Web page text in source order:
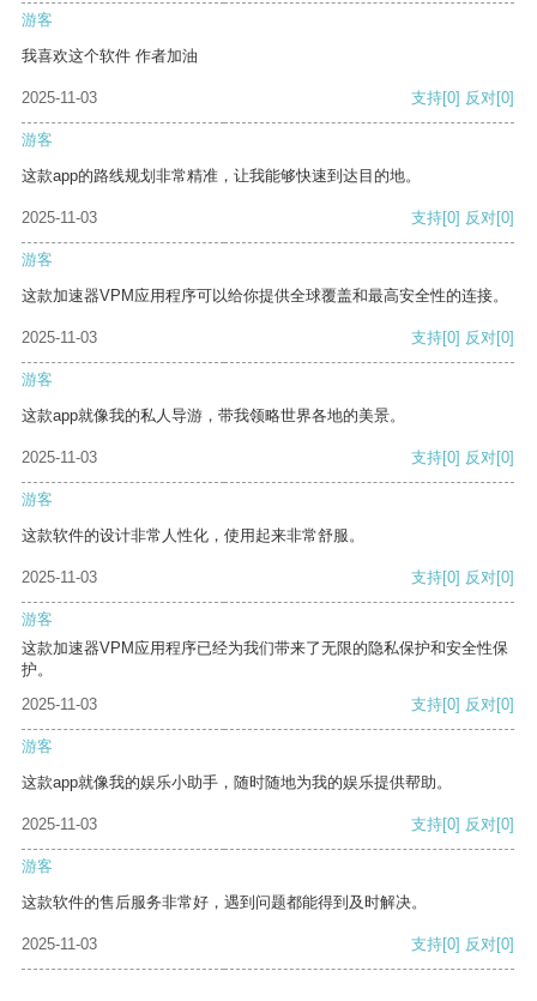
游客
我喜欢这个软件 作者加油
2025-11-03 支持[0] 反对[0]
游客
这款app的路线规划非常精准，让我能够快速到达目的地。
2025-11-03 支持[0] 反对[0]
游客
这款加速器VPM应用程序可以给你提供全球覆盖和最高安全性的连接。
2025-11-03 支持[0] 反对[0]
游客
这款app就像我的私人导游，带我领略世界各地的美景。
2025-11-03 支持[0] 反对[0]
游客
这款软件的设计非常人性化，使用起来非常舒服。
2025-11-03 支持[0] 反对[0]
游客
这款加速器VPM应用程序已经为我们带来了无限的隐私保护和安全性保
护。
2025-11-03
支持[0] 反对[0]
游客
这款app就像我的娱乐小助手，随时随地为我的娱乐提供帮助。
2025-11-03 支持[0] 反对[0]
游客
这款软件的售后服务非常好，遇到问题都能得到及时解决。
2025-11-03 支持[0] 反对[0]